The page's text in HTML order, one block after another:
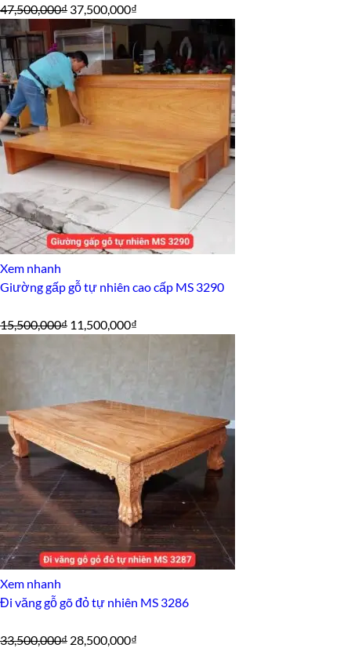
47,500,000₫ Giá
gốc
là:
47,500,000₫.
37,500,000₫
hiện
tại
là:
37,500,000₫.
Xem nhanh
Giường gấp gỗ tự nhiên cao cấp MS 3290
15,500,000₫ Giá
11,500,000₫
Xem nhanh
Đi văng gỗ gõ đỏ tự nhiên MS 3286
33,500,000₫ Giá
28,500,000₫